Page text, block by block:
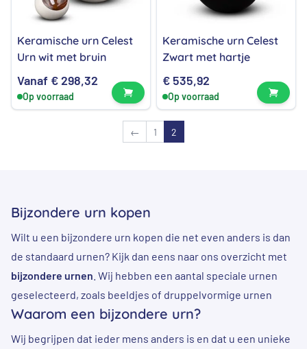
Keramische urn Celest
Urn wit met bruin
Vanaf €298,32
Op voorraad Bekijk product
Keramische urn Celest
Zwart met hartje
€ 535,92
Op voorraad
← 1 2
Bijzondere urn kopen
Wilt u een bijzondere urn kopen die net even anders is dan
de standaard urnen? Kijk dan eens naar ons overzicht met
bijzondere urnen . Wij hebben een aantal speciale urnen
geselecteerd, zoals beeldjes of druppelvormige urnen
Waarom een bijzondere urn?
Wij begrijpen dat ieder mens anders is en dat u een unieke